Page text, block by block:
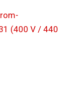
(400 V / 440